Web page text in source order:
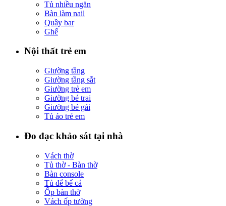
Tủ nhiều ngăn
Bàn làm nail
Quầy bar
Ghế
Nội thất trẻ em
Giường tầng
Giường tầng sắt
Giường trẻ em
Giường bé trai
Giường bé gái
Tủ áo trẻ em
Đo đạc khảo sát tại nhà
Vách thờ
Tủ thờ - Bàn thờ
Bàn console
Tủ để bể cá
Ốp bàn thờ
Vách ốp tường